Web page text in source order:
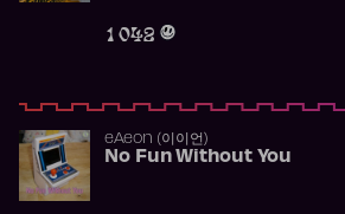
1 042
​eAeon (이이언)
No Fun Without You